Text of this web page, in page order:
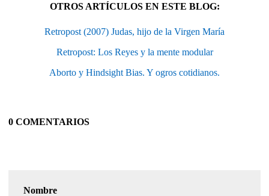
OTROS ARTÍCULOS EN ESTE BLOG:
Retropost (2007) Judas, hijo de la Virgen María
Retropost: Los Reyes y la mente modular
Aborto y Hindsight Bias. Y ogros cotidianos.
0 COMENTARIOS
Nombre